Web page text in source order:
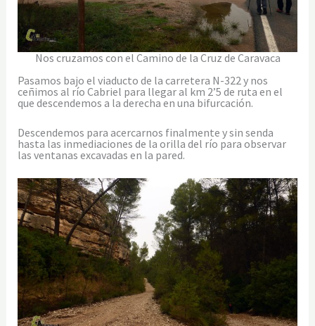
Nos cruzamos con el Camino de la Cruz de Caravaca
Pasamos bajo el viaducto de la carretera N-322 y nos
ceñimos al río Cabriel para llegar al km 2’5 de ruta en el
que descendemos a la derecha en una bifurcación.
Descendemos para acercarnos finalmente y sin senda
hasta las inmediaciones de la orilla del río para observar
las ventanas excavadas en la pared.